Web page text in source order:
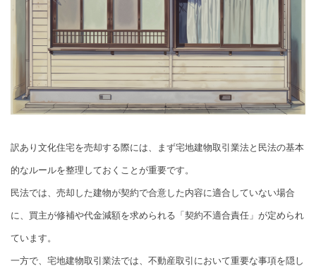
訳あり文化住宅を売却する際には、まず宅地建物取引業法と民法の基本
的なルールを整理しておくことが重要です。
民法では、売却した建物が契約で合意した内容に適合していない場合
に、買主が修補や代金減額を求められる「契約不適合責任」が定められ
ています。
一方で、宅地建物取引業法では、不動産取引において重要な事項を隠し